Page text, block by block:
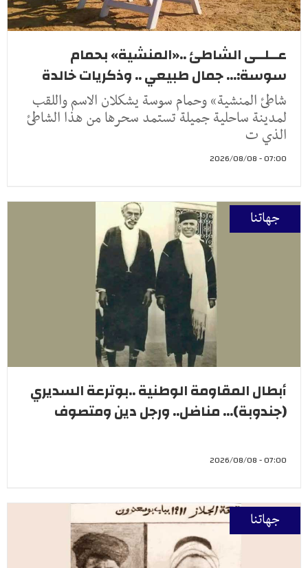
عــلــى الشاطئ ..«المنشية» بحمام
سوسة:... جمال طبيعي .. وذكريات خالدة
شاطئ المنشية» وحمام سوسة يشكلان الاسم واللقب
لمدينة ساحلية جميلة تستمد سحرها من هذا الشاطئ
الذي ت
07:00 - 2026/08/08
جهاتنا
أبطال المقاومة الوطنية ..بوترعة السديري
(جندوبة)... مناضل.. ورجل دين ومتصوف
07:00 - 2026/08/08
جهاتنا